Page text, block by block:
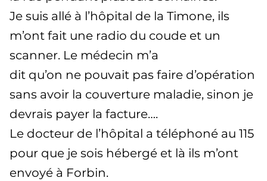
Je suis allé à l’hôpital de la Timone, ils
m’ont fait une radio du coude et un
scanner. Le médecin m’a
dit qu’on ne pouvait pas faire d’opération
sans avoir la couverture maladie, sinon je
devrais payer la facture….
Le docteur de l’hôpital a téléphoné au 115
pour que je sois hébergé et là ils m’ont
envoyé à Forbin.